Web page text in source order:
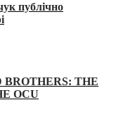
публічно
THE
OCU